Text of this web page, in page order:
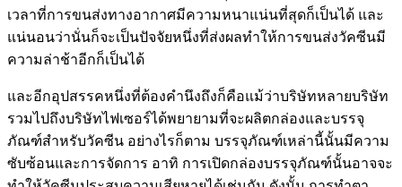
เวลาที่การขนส่งทางอากาศมีความหนาแน่นที่สุดก็เป็นได้ และ
แน่นอนว่านั่นก็จะเป็นปัจจัยหนึ่งที่ส่งผลทำให้การขนส่งวัคซีนมี
ความล่าช้าอีกก็เป็นได้
และอีกอุปสรรคหนึ่งที่ต้องคำนึงถึงก็คือแม้ว่าบริษัทหลายบริษัท
รวมไปถึงบริษัทไฟเซอร์ได้พยายามที่จะผลิตกล่องและบรรจุ
ภัณฑ์สำหรับวัคซีน อย่างไรก็ตาม บรรจุภัณฑ์เหล่านี้นั้นมีความ
ซับซ้อนและการจัดการ อาทิ การเปิดกล่องบรรจุภัณฑ์นั้นอาจจะ